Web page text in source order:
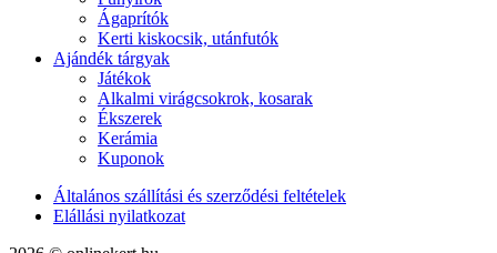
Ágaprítók
Kerti kiskocsik, utánfutók
Ajándék tárgyak
Játékok
Alkalmi virágcsokrok, kosarak
Ékszerek
Kerámia
Kuponok
Általános szállítási és szerződési feltételek
Elállási nyilatkozat